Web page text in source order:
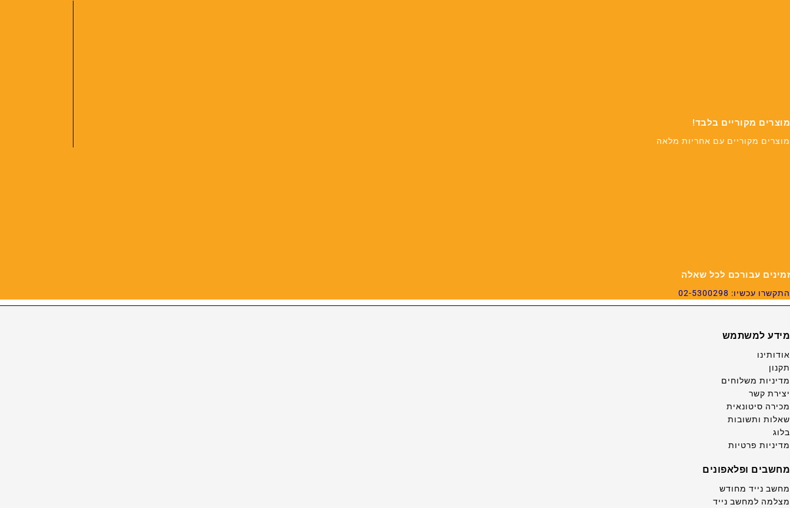
מוצרים מקוריים בלבד!
מוצרים מקוריים עם אחריות מלאה
זמינים עבורכם לכל שאלה
התקשרו עכשיו: 02-5300298
מידע למשתמש
אודותינו
תקנון
מדיניות משלוחים
יצירת קשר
מכירה סיטונאית
שאלות ותשובות
בלוג
מדיניות פרטיות
מחשבים ופלאפונים
מחשב נייד מחודש
מצלמה למחשב נייד